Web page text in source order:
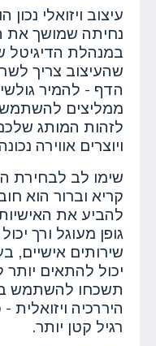
עיצוב ויזואלי
נחיתה שמושך את
במנהלת הדיגיטל
שהעיצוב צריך
הדף - להמיר
ממליצים
לזהות המותג
ויוצרים אווירה
שימו לב לבחירת
קריא וברור הוא
להביע את
גופן מעוגל ורך
שירותים אישיים,
יכול להתאים
תשכחו להשתמש
היררכיה
רגיל קטן יותר.